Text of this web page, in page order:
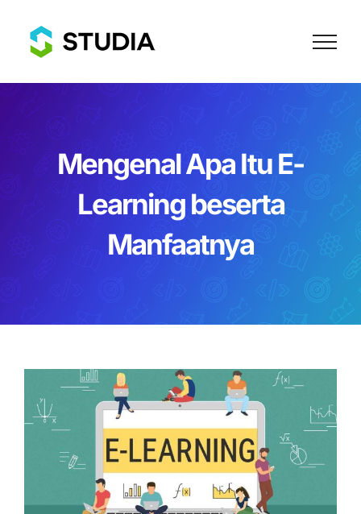
content
Mengenal Apa Itu E-
Learning beserta
Manfaatnya
Larger
Image